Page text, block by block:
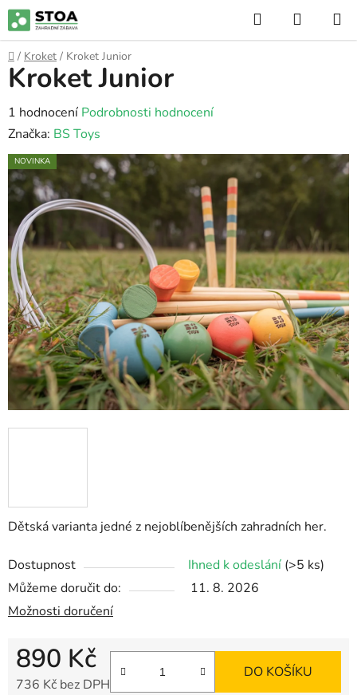
Přejít
na
obsah
Hledat
KOŠÍK
Domů
/ Kroket / Kroket Junior
Dětská varianta jedné z nejoblíbenějších zahradních her.
Dostupnost Ihned k odeslání (>5 ks)
Můžeme doručit do:
11. 8. 2026
Možnosti doručení
890 Kč
736 Kč bez DPH
DO KOŠÍKU
Kroket Junior
Průměrné
hodnocení
produktu
je
5,0
5
hvězdiček.
1 hodnocení Podrobnosti hodnocení
Značka: BS Toys
NOVINKA